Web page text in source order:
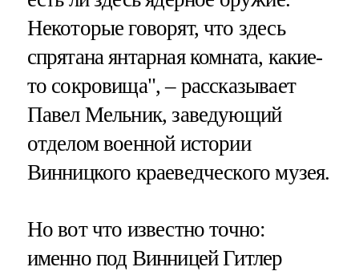
Некоторые говорят, что здесь
спрятана янтарная комната, какие-
то сокровища", – рассказывает
Павел Мельник, заведующий
отделом военной истории
Винницкого краеведческого музея.
Но вот что известно точно:
именно под Винницей Гитлер